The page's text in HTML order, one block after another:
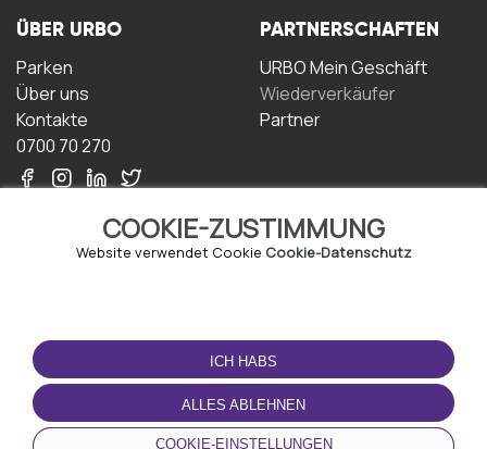
COOKIE-ZUSTIMMUNG
Website verwendet Cookie Cookie-Datenschutz
ICH HABS
ALLES ABLEHNEN
COOKIE-EINSTELLUNGEN
ÜBER URBO
Parken
Über uns
Kontakte
0700 70 270
PARTNERSCHAFTEN
URBO Mein Geschäft
Wiederverkäufer
Partner
NUTZUNGSBEDINGUNGEN
Geschäftsbedingungen
Datenschutz-
Bestimmungen
Cookie-Richtlinie
LADEN SIE DIE APP
HERUNTER